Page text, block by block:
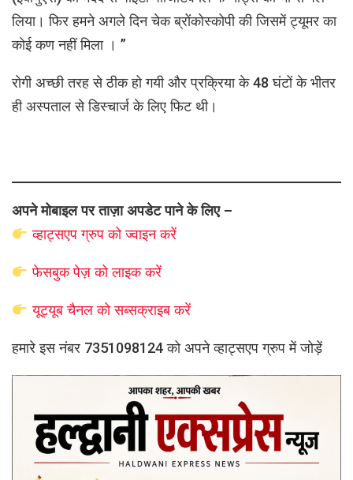
लिया। फिर हमने अगले दिन चेक ब्रोंकोस्कोपी की जिसमें ट्यूमर का
कोई कण नहीं मिला । ”
रोगी अच्छी तरह से ठीक हो गयी और प्रक्रिया के 48 घंटों के भीतर
ही अस्पताल से डिस्चार्ज के लिए फिट थी।
अपने मोबाइल पर ताज़ा अपडेट पाने के लिए –
व्हाट्सएपग्रुप कोज्वाइन करें
फेसबुक पेज़ को लाइक करें
यूट्यूब चैनल को सब्सक्राइब करें
हमारे इस नंबर 7351098124 को अपने व्हाट्सएप ग्रुप में जोड़ें